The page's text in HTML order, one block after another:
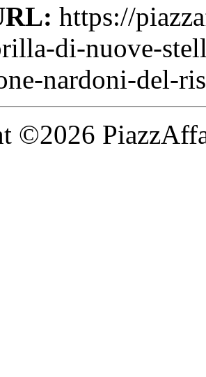
https://
di-nuove-
nardoni-del-
©2026